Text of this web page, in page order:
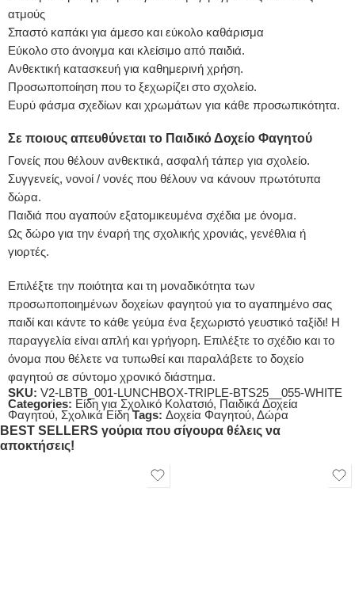
ατμούς
Σπαστό καπάκι για άμεσο και εύκολο καθάρισμα
Εύκολο στο άνοιγμα και κλείσιμο από παιδιά.
Ανθεκτική κατασκευή για καθημερινή χρήση.
Προσωποποίηση που το ξεχωρίζει στο σχολείο.
Ευρύ φάσμα σχεδίων και χρωμάτων για κάθε προσωπικότητα.
Σε ποιους απευθύνεται το Παιδικό Δοχείο Φαγητού
Γονείς που θέλουν ανθεκτικά, ασφαλή τάπερ για σχολείο.
Συγγενείς, νονοί / νονές που θέλουν να κάνουν πρωτότυπα
δώρα.
Παιδιά που αγαπούν εξατομικευμένα σχέδια με όνομα.
Ως δώρο για την έναρή της σχολικής χρονιάς, γενέθλια ή
γιορτές.
Επιλέξτε την ποιότητα και τη μοναδικότητα των
προσωποποιημένων δοχείων φαγητού για το αγαπημένο σας
παιδί και κάντε το κάθε γεύμα ένα ξεχωριστό γευστικό ταξίδι! Η
παραγγελία είναι απλή και γρήγορη. Επιλέξτε το σχέδιο και το
όνομα που θέλετε να τυπωθεί και παραλάβετε το δοχείο
φαγητού σε σύντομο χρονικό διάστημα.
SKU: V2-LBTB_001-LUNCHBOX-TRIPLE-BTS25__055-WHITE
Categories: Είδη για Σχολικό Κολατσιό, Παιδικά Δοχεία
Φαγητού, Σχολικά Είδη Tags: Δοχεία Φαγητού, Δώρα
BEST SELLERS γούρια που σίγουρα θέλεις να
αποκτήσεις!